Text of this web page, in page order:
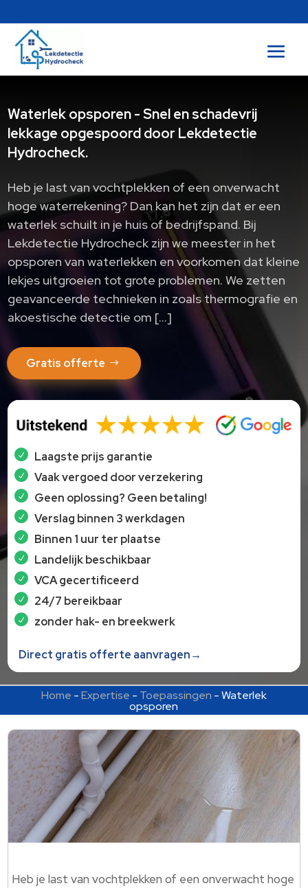
Waterlek opsporen - Snel en schadevrij
lekkage opgespoord door Lekdetectie
Hydrocheck.
Heb je last van vochtplekken of een onverwacht
hoge waterrekening? Dan kan het zijn dat er een
waterlek schuilt in je huis of bedrijfspand. Bij
Lekdetectie Hydrocheck zijn we meester in het
opsporen van waterlekken en voorkomen dat kleine
lekjes uitgroeien tot grote problemen. We zetten
geavanceerde technieken in zoals thermografie en
akoestische detectie om […]
Gratis offerte
Laagste prijs garantie
Vaak vergoed door verzekering
Geen oplossing? Geen betaling!
Verslag binnen 3 werkdagen
Binnen 1 uur ter plaatse
Landelijk beschikbaar
VCA gecertificeerd
24/7 bereikbaar
zonder hak- en breekwerk
Direct gratis offerte aanvragen→
Home -Expertise - Toepassingen -Waterlek
opsporen
Heb je last van vochtplekken of een onverwacht hoge